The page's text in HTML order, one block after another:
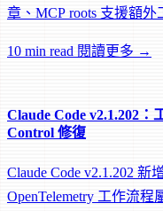
章、MCP roots 支援額
10 min read 閱讀更多 →
Claude Code v2.1.202：
Control 修復
Claude Code v2.1.202
OpenTelemetry 工作流程